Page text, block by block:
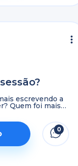
escrevendo a
Quem foi mais
0